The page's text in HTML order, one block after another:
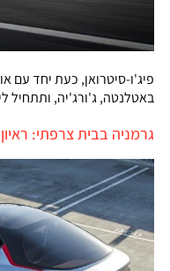
פיג'ו-סיטרואן, כעת יחד עם
באטלנטה, ג'ורג'יה, ותתחיל
גרמניה בבית צרפתי: